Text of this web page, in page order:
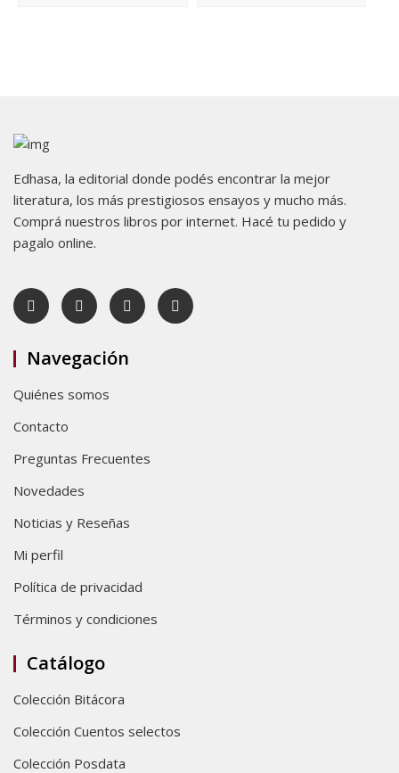
Edhasa, la editorial donde podés encontrar la mejor
literatura, los más prestigiosos ensayos y mucho más.
Comprá nuestros libros por internet. Hacé tu pedido y
pagalo online.
Navegación
Quiénes somos
Contacto
Preguntas Frecuentes
Novedades
Noticias y Reseñas
Mi perfil
Política de privacidad
Términos y condiciones
Catálogo
Colección Bitácora
Colección Cuentos selectos
Colección Posdata